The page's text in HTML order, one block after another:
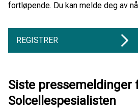
fortløpende. Du kan melde deg av
REGISTRER
Siste pressemeldinger
Solcellespesialisten